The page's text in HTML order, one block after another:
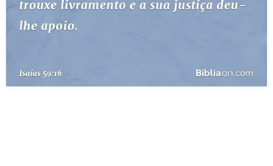
PERGUNTE À BÍBLIA
QUEM SOMOS